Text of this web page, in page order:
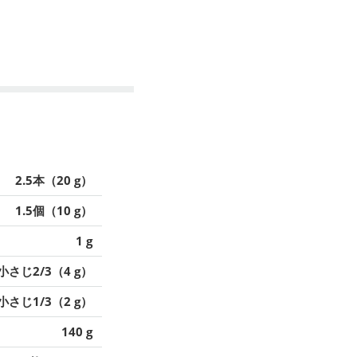
2.5本（20 g）
1.5個（10 g）
1 g
さじ2/3（4 g）
さじ1/3（2 g）
140 g